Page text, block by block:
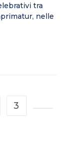
tra
nelle
3